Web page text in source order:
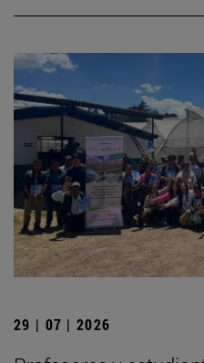
29 | 07 | 2026